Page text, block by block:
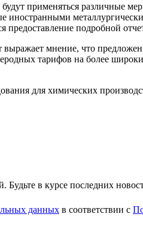
применяться различные
иностранными
подробной
выражает мнение, что
тарифов на более
для химических
в курсе последних
данных в соответствии с